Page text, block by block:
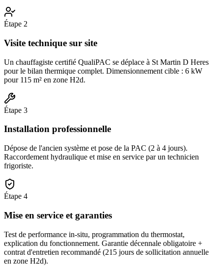
Étape 2
Visite technique sur site
Un chauffagiste certifié QualiPAC se déplace à St Martin D Heres
pour le bilan thermique complet. Dimensionnement cible : 6 kW
pour 115 m² en zone H2d.
Étape 3
Installation professionnelle
Dépose de l'ancien système et pose de la PAC (2 à 4 jours).
Raccordement hydraulique et mise en service par un technicien
frigoriste.
Étape 4
Mise en service et garanties
Test de performance in-situ, programmation du thermostat,
explication du fonctionnement. Garantie décennale obligatoire +
contrat d'entretien recommandé (215 jours de sollicitation annuelle
en zone H2d).